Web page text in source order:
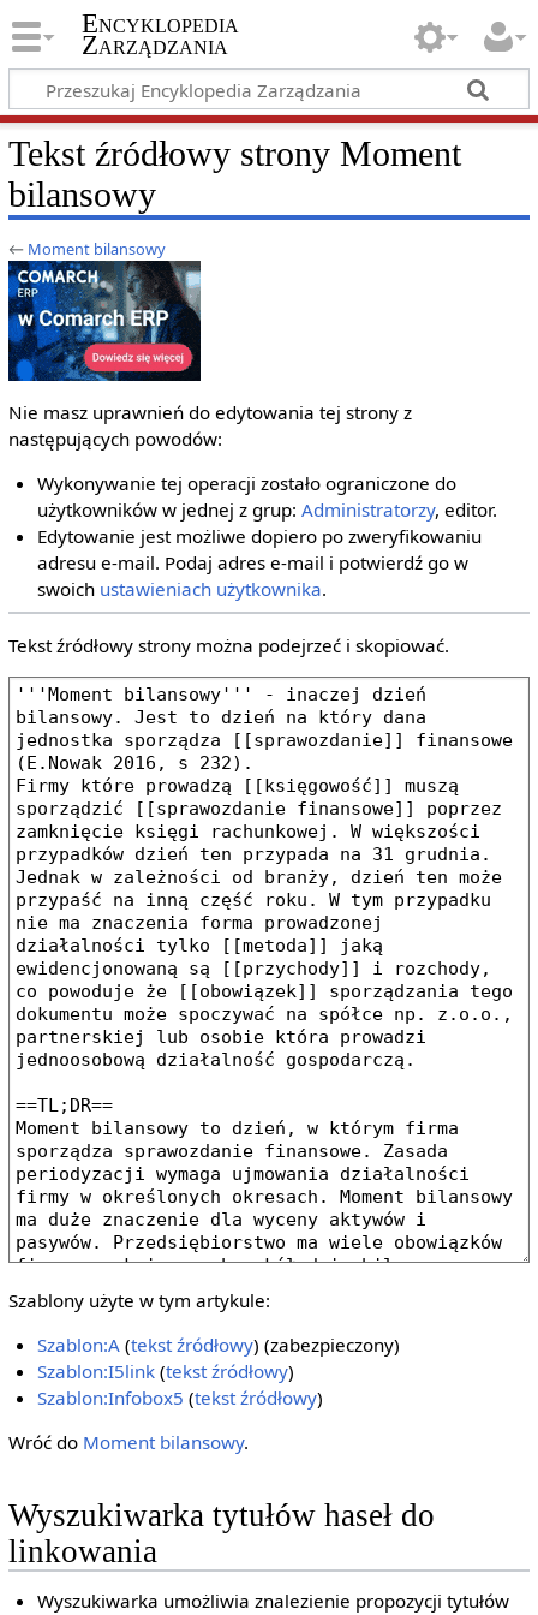
Encyklopedia
Zarządzania
Tekst źródłowy strony Moment
bilansowy
← Moment bilansowy
Nie masz uprawnień do edytowania tej strony z
następujących powodów:
Wykonywanie tej operacji zostało ograniczone do
użytkowników w jednej z grup:Administratorzy, editor.
Edytowanie jest możliwe dopiero po zweryfikowaniu
adresu e‐mail. Podaj adres e‐mail i potwierdź go w
swoich ustawieniach użytkownika.
Tekst źródłowy strony można podejrzeć i skopiować.
Szablony użyte w tym artykule:
Szablon:A (tekst źródłowy) (zabezpieczony)
Szablon:I5link (tekst źródłowy)
Szablon:Infobox5 (tekst źródłowy)
Wróć do Moment bilansowy.
Wyszukiwarka tytułów haseł do
linkowania
Wyszukiwarka umożliwia znalezienie propozycji tytułów